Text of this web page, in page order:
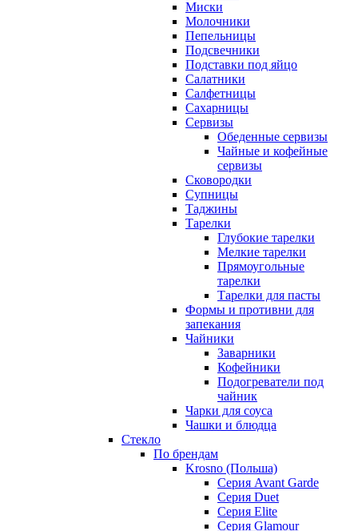
Миски
Молочники
Пепельницы
Подсвечники
Подставки под яйцо
Салатники
Салфетницы
Сахарницы
Сервизы
Обеденные сервизы
Чайные и кофейные
сервизы
Сковородки
Супницы
Таджины
Тарелки
Глубокие тарелки
Мелкие тарелки
Прямоугольные
тарелки
Тарелки для пасты
Формы и противни для
запекания
Чайники
Заварники
Кофейники
Подогреватели под
чайник
Чарки для соуса
Чашки и блюдца
Стекло
По брендам
Krosno (Польша)
Серия Avant Garde
Серия Duet
Серия Elite
Серия Glamour